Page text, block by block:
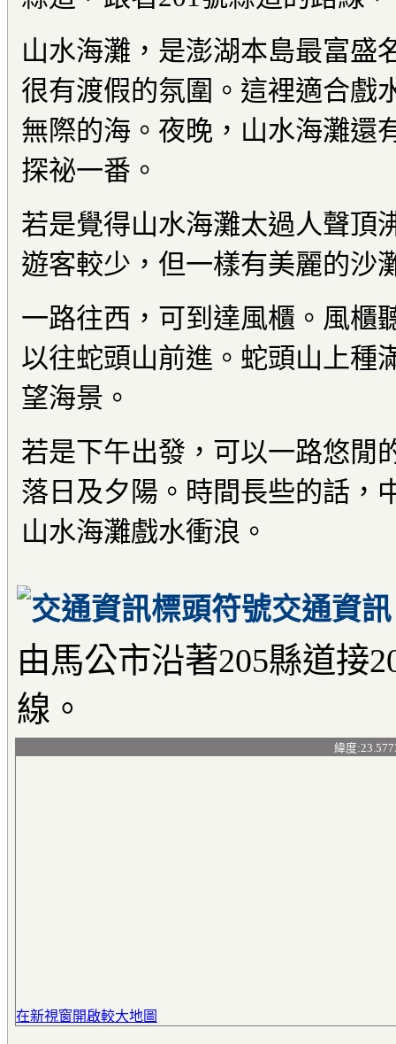
山水海灘，是澎湖本島最富盛
很有渡假的氛圍。這裡適合戲
無際的海。夜晚，山水海灘還
探祕一番。
若是覺得山水海灘太過人聲頂
遊客較少，但一樣有美麗的沙
一路往西，可到達風櫃。風櫃
以往蛇頭山前進。蛇頭山上種
望海景。
若是下午出發，可以一路悠閒
落日及夕陽。時間長些的話，
山水海灘戲水衝浪。
交通資訊
由馬公市沿著205縣道接
線。
緯度
在新視窗開啟較大地圖